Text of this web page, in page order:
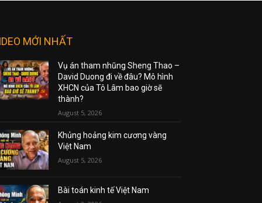
MỚI NHẤT
Vụ án tham nhũng Sheng Thao –
David Duong đi về đâu? Mô hình
XHCN của Tô Lâm bao giờ sẽ
thành?
August 5, 2026
Khủng hoảng kim cương vàng
Việt Nam
August 5, 2026
Bài toán kinh tế Việt Nam